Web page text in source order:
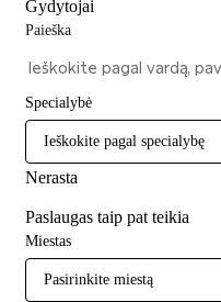
Gydytojai
Paieška
Specialybė
Ieškokite pagal specialybę
Nerasta
Paslaugas taip pat teikia
Miestas
Pasirinkite miestą